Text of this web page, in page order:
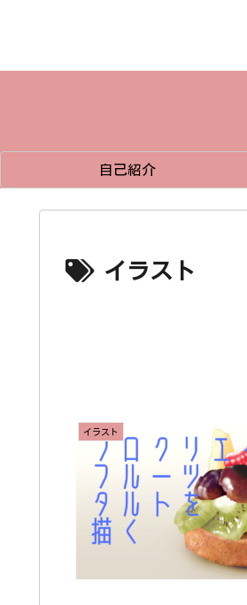
自己紹介
イラスト
イラスト